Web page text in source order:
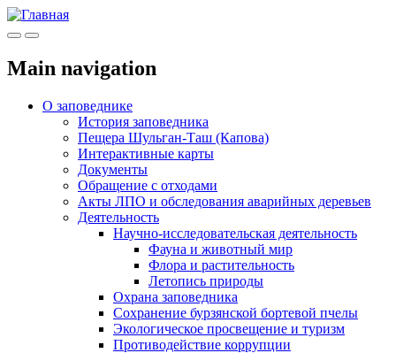
МенюИнфо
Main navigation
О заповеднике
История заповедника
Пещера Шульган-Таш (Капова)
Интерактивные карты
Документы
Обращение с отходами
Акты ЛПО и обследования аварийных деревьев
Деятельность
Научно-исследовательская деятельность
Фауна и животный мир
Флора и растительность
Летопись природы
Охрана заповедника
Сохранение бурзянской бортевой пчелы
Экологическое просвещение и туризм
Противодействие коррупции